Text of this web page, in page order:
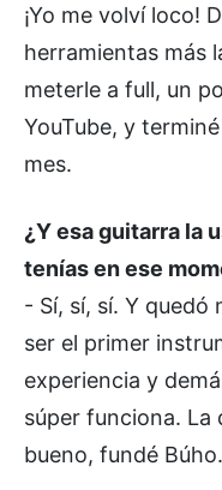
¡Yo me volví loco!
herramientas más
meterle a full, un
YouTube, y
mes.
¿Y esa guitarra la
tenías en ese
- Sí, sí, sí. Y quedó
ser el primer
experiencia y
súper funciona. La
bueno, fundé Búho.